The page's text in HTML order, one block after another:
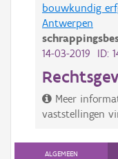
bouwkundig
Antwerpen
14-03-2019 ID:
Meer
vaststellingen
ALGEMEEN